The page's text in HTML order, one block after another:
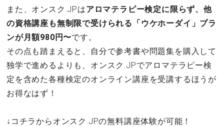
また、オンスク.JPはアロマテラピー検定に限らず、他
の資格講座も無制限で受けられる「ウケホーダイ」プラ
ンが月額980円〜です。
その点も踏まえると、自分で参考書や問題集を購入して
独学で進めるよりも、オンスク.JPでアロマテラピー検
定を含めた各種検定のオンライン講座を受講するほうが
お得なはず！
↓コチラからオンスク.JPの無料講座体験が可能！